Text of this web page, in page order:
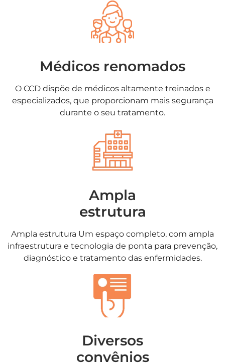
Médicos renomados
O CCD dispõe de médicos altamente treinados e
especializados, que proporcionam mais segurança
durante o seu tratamento.
Ampla
estrutura
Ampla estrutura Um espaço completo, com ampla
infraestrutura e tecnologia de ponta para prevenção,
diagnóstico e tratamento das enfermidades.
Diversos
convênios